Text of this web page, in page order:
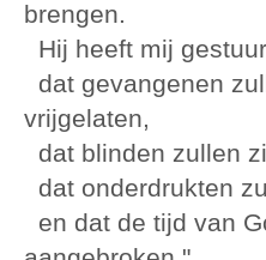
brengen.
Hij heeft mij
dat gevangenen
vrijgelaten,
dat blinden zullen
dat onderdrukten
en dat de tijd van